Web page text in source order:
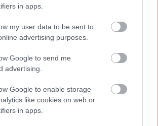
in apps.
my user data to be sent to
advertising purposes.
Google to send me
advertising.
Google to enable storage
like cookies on web or
in apps.